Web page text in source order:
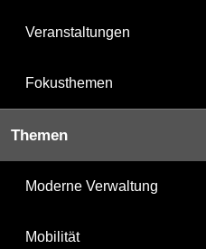
Veranstaltungen
Fokusthemen
Themen
Moderne Verwaltung
Mobilität